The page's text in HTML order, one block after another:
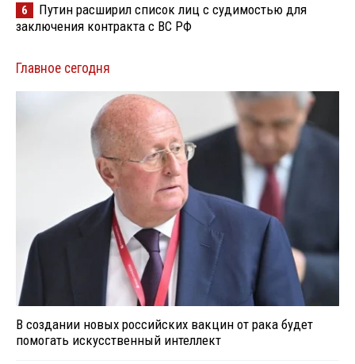
6
Путин расширил список лиц с судимостью для
заключения контракта с ВС РФ
Главное сегодня
В создании новых российских вакцин от рака будет
помогать искусственный интеллект